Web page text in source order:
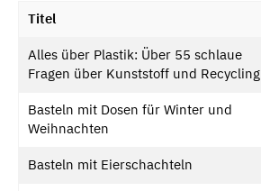
Titel
Alles über Plastik: Über 55 schlaue
Fragen über Kunststoff und Recycling
Basteln mit Dosen für Winter und
Weihnachten
Basteln mit Eierschachteln